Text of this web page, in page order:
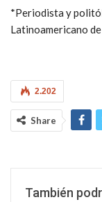
*Periodista y
Latinoamericano
2.202
Share
También